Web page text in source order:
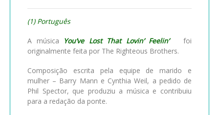
(1) Português
A música You’ve Lost That Lovin’ Feelin’foi
originalmente feita por The Righteous Brothers.
Composição escrita pela equipe de marido e
mulher – Barry Mann e Cynthia Weil, a pedido de
Phil Spector, que produziu a música e contribuiu
para a redação da ponte.